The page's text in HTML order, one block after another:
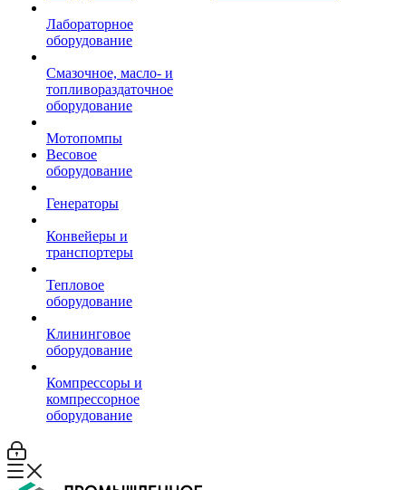
Лабораторное
оборудование
Смазочное, масло- и
топливораздаточное
оборудование
Мотопомпы
Весовое
оборудование
Генераторы
Конвейеры и
транспортеры
Тепловое
оборудование
Клининговое
оборудование
Компрессоры и
компрессорное
оборудование